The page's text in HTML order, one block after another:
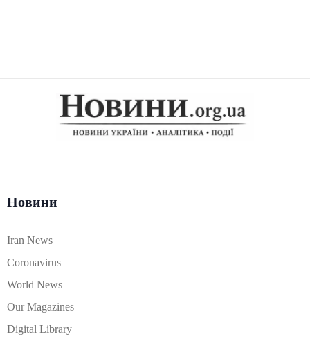
Новини
Iran News
Coronavirus
World News
Our Magazines
Digital Library